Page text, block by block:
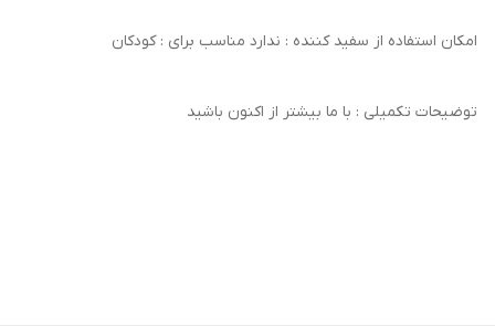
امکان استفاده از سفید کننده : ندارد مناسب برای : کودکان
توضیحات تکمیلی : با ما بیشتر از اکنون باشید